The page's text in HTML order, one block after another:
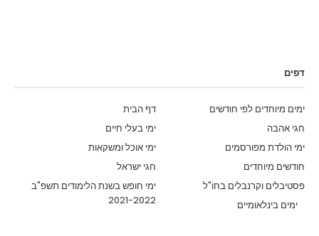
דפים
דף הבית
ימים מיוחדים לפי חודשים
ימי בעלי חיים
חגי אהבה
ימי אוכל ומשקאות
ימי הולדת מפורסמים
חגי ישראל
חודשים מיוחדים
ימי חופש בשנת הלימודים תשפ"ב
2021-2022
פסטיבלים וקרנבלים בחו"ל
ימים בינלאומיים